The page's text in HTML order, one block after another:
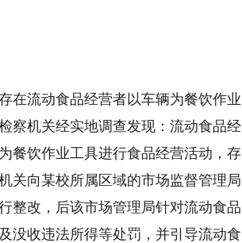
流动食品经营者以车辆为餐饮作业
察机关经实地调查发现：流动食品经
餐饮作业工具进行食品经营活动，存
关向某校所属区域的市场监督管理局
整改，后该市场管理局针对流动食品
没收违法所得等处罚，并引导流动食